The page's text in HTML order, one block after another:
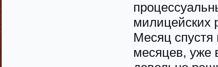
милицейских
Месяц
месяцев, уже